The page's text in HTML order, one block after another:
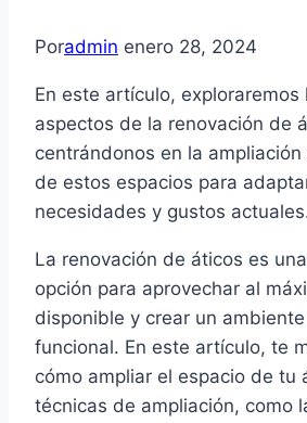
Poradmin enero 28, 2024
En este artículo,
aspectos de la renovación de
centrándonos en la
de estos espacios para
necesidades y gustos
La renovación de áticos es
opción para aprovechar al
disponible y crear un
funcional. En este artículo, te
cómo ampliar el espacio de tu
técnicas de ampliación, como